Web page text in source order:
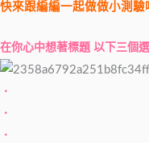
快來跟編編一起做做小測驗
在你心中想著標題 以下三個
．
．
．